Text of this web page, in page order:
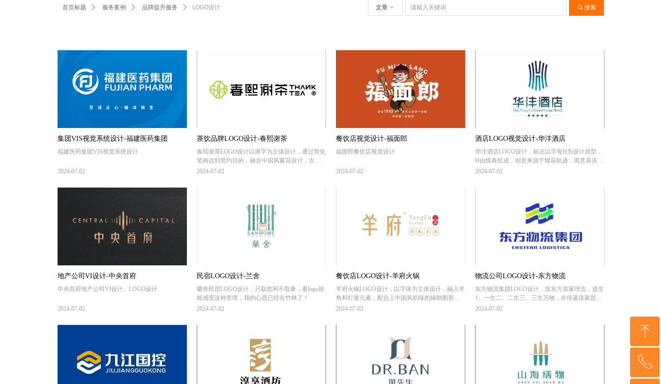
集团VIS视觉系统设计-福建医药集团
福建医药集团VIS视觉系统设计
2024-07-02
茶饮品牌LOGO设计-春熙谢茶
春熙谢茶LOGO设计以谢字为主体设计，通过简化
笔画达到简约目的，融合中国风窗花设计，古典
大气！整体VI风格突出“新鲜”清新的格调！
2024-07-02
餐饮店视觉设计-福面郎
福面郎餐饮店视觉设计
2024-07-02
酒店LOGO视觉设计-华沣酒店
华沣酒店LOGO设计，标志以字母H为设计原型，
H由线条组成，创意来源于烟花轨迹，寓意喜庆、
华丽。H造型向外伸展，呈向上向下动势，寓意天
造型的水中倒影，魅力万千，标志内外线条一
2024-07-02
地产公司VI设计-中央首府
中央首府地产公司VI设计、LOGO设计
2024-07-02
民宿LOGO设计-兰舍
蘭舍民宿LOGO设计，只取悠闲不取奢，看logo就
能感受这种意境，我的心思已经在竹林了！
2024-07-02
餐饮店LOGO设计-羊府火锅
羊府火锅LOGO设计，以字体为主体设计，融入羊
角和灯笼元素，配合上中国风韵味的辅助图形，
配色上黑色底色加金色，高端感即刻显现。
2024-07-02
物流公司LOGO设计-东方物流
东方物流集团LOGO设计，按东方首家理念，道生
1、一生二、二生三、三生万物，亦传递道家思
想：和谐、共存。融入箭头元素代表首集团从无
2024-07-02
首页标题 ꄲ 服务案例 ꄲ 品牌提升服务 ꄲ LOGO设计 끠 搜索
文章 ꀁ
ꁸ
回到顶部
ꂅ